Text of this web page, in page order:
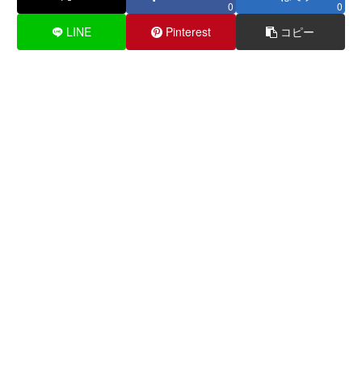
0 0
LINE Pinterest コピー